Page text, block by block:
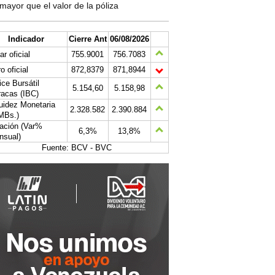
que el valor de la póliza
Indicador Cierre Ant 06/08/2026
oficial
755.9001
756.7083
oficial
872,8379
871,8944
Bursátil
(IBC)
5.154,60
5.158,98
Monetaria
2.328.582
2.390.884
(Var%
6,3%
13,8%
Fuente: BCV - BVC